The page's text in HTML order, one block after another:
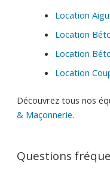
Location
Location
Location
Location
Découvrez tous nos
& Maçonnerie.
Questions